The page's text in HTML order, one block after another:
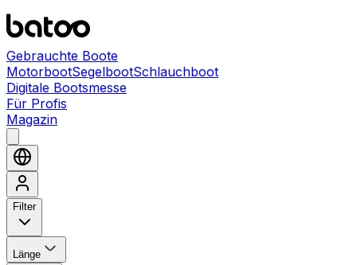
Gebrauchte Boote
MotorbootSegelbootSchlauchboot
Digitale Bootsmesse
Für Profis
Magazin
Filter
Länge